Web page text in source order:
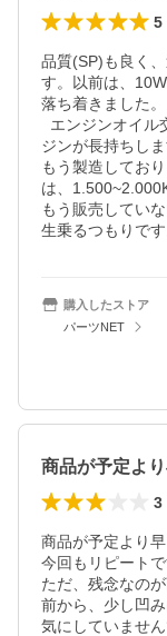
5
品質(SP)も良く
す。以前は、
落ち着きました。
ジンが長持ちし
もう製造してお
は、
もう販売してい
購入したストア
パーツNET
3
商品が予定より
今回もリピートで
ただ、残念なの
前から、少し凹
気にしていませ